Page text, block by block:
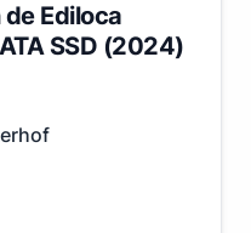
Ediloca
SSD (2024)